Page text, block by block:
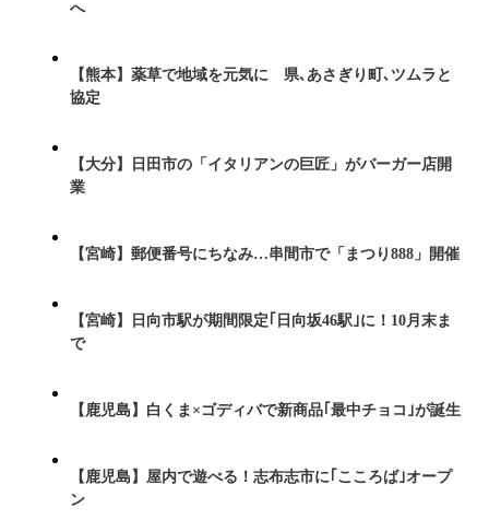
へ
【熊本】薬草で地域を元気に 県､あさぎり町､ツムラと
協定
【大分】日田市の「イタリアンの巨匠」がバーガー店開
業
【宮崎】郵便番号にちなみ…串間市で「まつり888」開催
【宮崎】日向市駅が期間限定｢日向坂46駅｣に！10月末ま
で
【鹿児島】白くま×ゴディバで新商品｢最中チョコ｣が誕生
【鹿児島】屋内で遊べる！志布志市に｢こころば｣オープ
ン